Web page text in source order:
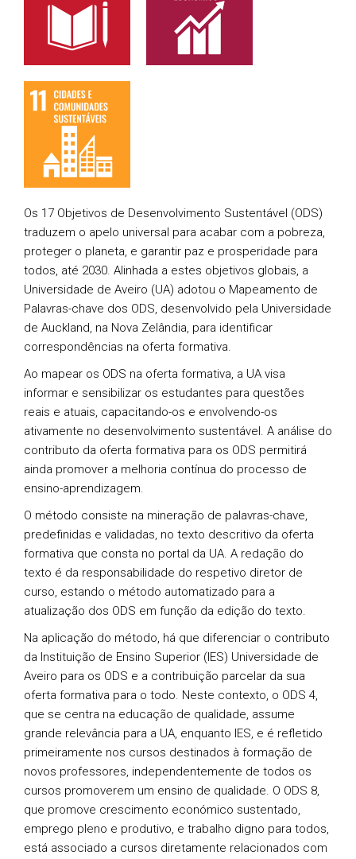
Os 17 Objetivos de Desenvolvimento Sustentável (ODS)
traduzem o apelo universal para acabar com a pobreza,
proteger o planeta, e garantir paz e prosperidade para
todos, até 2030. Alinhada a estes objetivos globais, a
Universidade de Aveiro (UA) adotou o Mapeamento de
Palavras-chave dos ODS, desenvolvido pela Universidade
de Auckland, na Nova Zelândia, para identificar
correspondências na oferta formativa.
Ao mapear os ODS na oferta formativa, a UA visa
informar e sensibilizar os estudantes para questões
reais e atuais, capacitando-os e envolvendo-os
ativamente no desenvolvimento sustentável. A análise do
contributo da oferta formativa para os ODS permitirá
ainda promover a melhoria contínua do processo de
ensino-aprendizagem.
O método consiste na mineração de palavras-chave,
predefinidas e validadas, no texto descritivo da oferta
formativa que consta no portal da UA. A redação do
texto é da responsabilidade do respetivo diretor de
curso, estando o método automatizado para a
atualização dos ODS em função da edição do texto.
Na aplicação do método, há que diferenciar o contributo
da Instituição de Ensino Superior (IES) Universidade de
Aveiro para os ODS e a contribuição parcelar da sua
oferta formativa para o todo. Neste contexto, o ODS 4,
que se centra na educação de qualidade, assume
grande relevância para a UA, enquanto IES, e é refletido
primeiramente nos cursos destinados à formação de
novos professores, independentemente de todos os
cursos promoverem um ensino de qualidade. O ODS 8,
que promove crescimento económico sustentado,
emprego pleno e produtivo, e trabalho digno para todos,
está associado a cursos diretamente relacionados com